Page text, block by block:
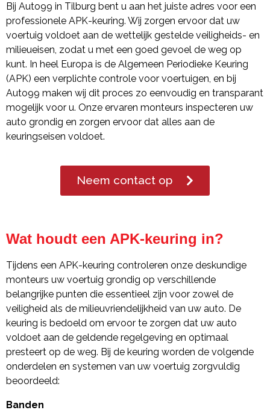
Bij Auto99 in Tilburg bent u aan het juiste adres voor een
professionele APK-keuring. Wij zorgen ervoor dat uw
voertuig voldoet aan de wettelijk gestelde veiligheids- en
milieueisen, zodat u met een goed gevoel de weg op
kunt. In heel Europa is de Algemeen Periodieke Keuring
(APK) een verplichte controle voor voertuigen, en bij
Auto99 maken wij dit proces zo eenvoudig en transparant
mogelijk voor u. Onze ervaren monteurs inspecteren uw
auto grondig en zorgen ervoor dat alles aan de
keuringseisen voldoet.
Neem contact op
Wat houdt een APK-keuring in?
Tijdens een APK-keuring controleren onze deskundige
monteurs uw voertuig grondig op verschillende
belangrijke punten die essentieel zijn voor zowel de
veiligheid als de milieuvriendelijkheid van uw auto. De
keuring is bedoeld om ervoor te zorgen dat uw auto
voldoet aan de geldende regelgeving en optimaal
presteert op de weg. Bij de keuring worden de volgende
onderdelen en systemen van uw voertuig zorgvuldig
beoordeeld:
Banden